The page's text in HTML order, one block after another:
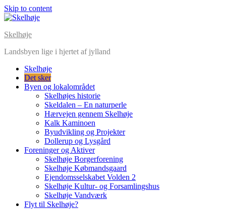
Skip to content
Skelhøje
Landsbyen lige i hjertet af jylland
Skelhøje
Det sker
Byen og lokalområdet
Skelhøjes historie
Skeldalen – En naturperle
Hærvejen gennem Skelhøje
Kalk Kaminoen
Byudvikling og Projekter
Dollerup og Lysgård
Foreninger og Aktiver
Skelhøje Borgerforening
Skelhøje Købmandsgaard
Ejendomsselskabet Volden 2
Skelhøje Kultur- og Forsamlingshus
Skelhøje Vandværk
Flyt til Skelhøje?